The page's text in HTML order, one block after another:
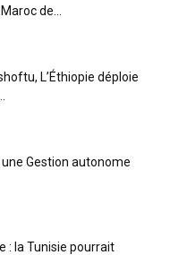
de...
L’Éthiopie déploie
une Gestion autonome
: la Tunisie pourrait